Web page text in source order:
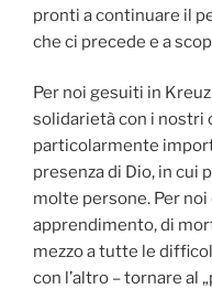
pronti a continuare il
che ci precede e a
Per noi gesuiti in
solidarietà con i nostri
particolarmente
presenza di Dio, in cui
molte persone. Per
apprendimento, di
mezzo a tutte le
con l’altro – tornare al